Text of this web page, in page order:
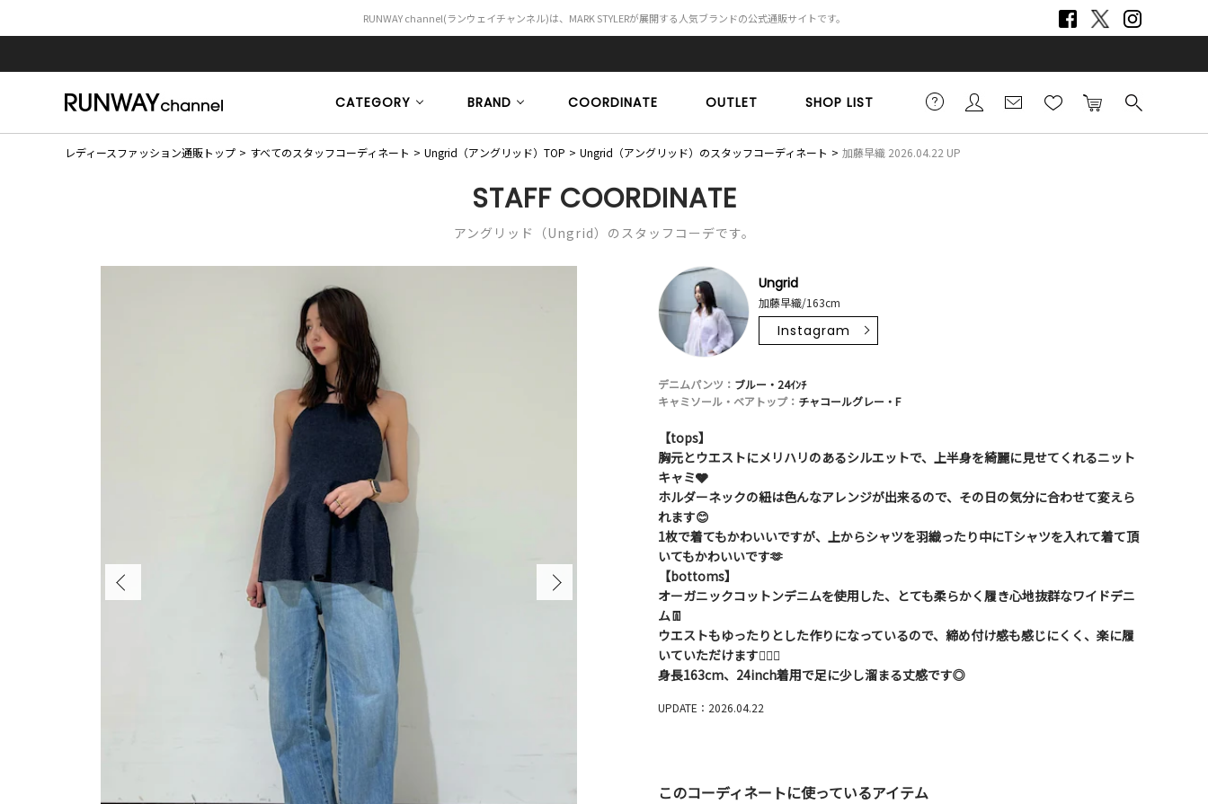
RUNWAY channel(ランウェイチャンネル)は、MARK STYLERが展開する人気ブランドの公式通販サイトです。
CATEGORY BRAND COORDINATE OUTLET SHOP LIST
レディースファッション通販トップ すべてのスタッフコーディネート Ungrid（アングリッド）TOP Ungrid（アングリッド）のスタッフコーディネート 加藤早織 2026.04.22 UP
STAFF COORDINATE
アングリッド（Ungrid）のスタッフコーデです。
Ungrid
加藤早織/163cm
Instagram
デニムパンツ： ブルー・24ｲﾝﾁ
キャミソール・ベアトップ： チャコールグレー・F
【tops】
胸元とウエストにメリハリのあるシルエットで、上半身を綺麗に見せてくれるニット
キャミ🩶
ホルダーネックの紐は色んなアレンジが出来るので、その日の気分に合わせて変えら
れます😊
1枚で着てもかわいいですが、上からシャツを羽織ったり中にTシャツを入れて着て頂
いてもかわいいです🫶
【bottoms】
オーガニックコットンデニムを使用した、とても柔らかく履き心地抜群なワイドデニ
ム👖
ウエストもゆったりとした作りになっているので、締め付け感も感じにくく、楽に履
いていただけます🙆🏻‍♀️
身長163cm、24inch着用で足に少し溜まる丈感です◎
UPDATE：2026.04.22
このコーディネートに使っているアイテム